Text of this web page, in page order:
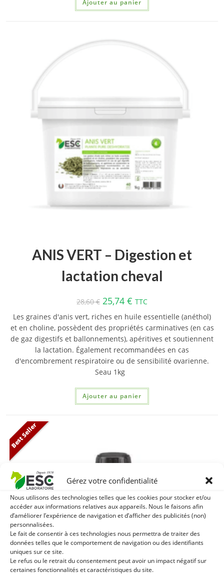
Gérez votre confidentialité
Nous utilisons des technologies telles que les cookies pour stocker et/ou
accéder aux informations relatives aux appareils. Nous le faisons afin
d’améliorer l’expérience de navigation et d’afficher des publicités (non)
personnalisées.
Le fait de consentir à ces technologies nous permettra de traiter des
données telles que le comportement de navigation ou des identifiants
uniques sur ce site.
Le refus ou le retrait du consentement peut avoir un impact négatif sur
certaines fonctionnalités et caractéristiques du site.
Ajouter au panier
ANIS VERT – Digestion et
lactation cheval
28,60€ 25,74 € TTC
Les graines d'anis vert, riches en huile essentielle (anéthol)
et en choline, possèdent des propriétés carminatives (en cas
de gaz digestifs et ballonnements), apéritives et soutiennent
la lactation. Également recommandées en cas
d'encombrement respiratoire ou de sensibilité ovarienne.​
Seau 1kg
Ajouter au panier
Best Seller